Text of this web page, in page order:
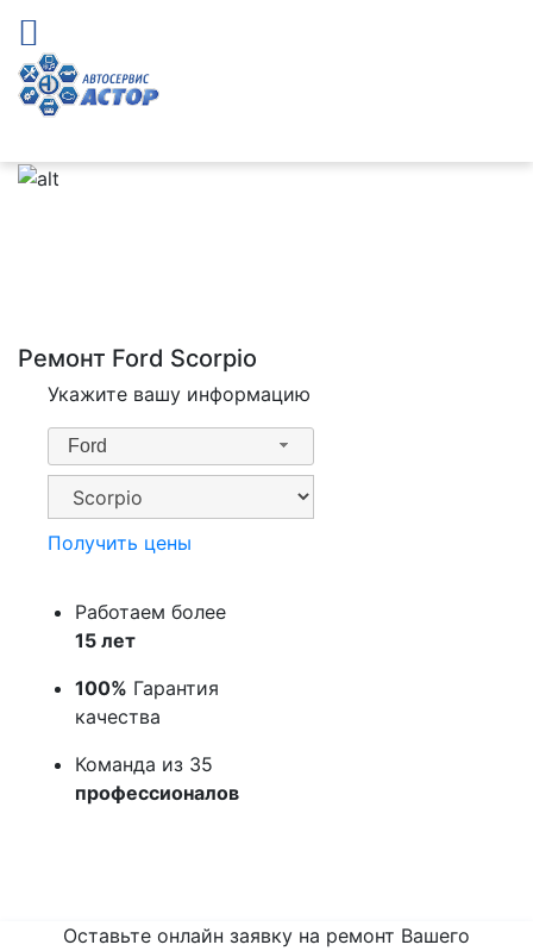
Ремонт Ford Scorpio
Укажите вашу информацию
Ford
Получить цены
Работаем более
15 лет
100% Гарантия
качества
Команда из 35
профессионалов
Оставьте онлайн заявку на ремонт Вашего